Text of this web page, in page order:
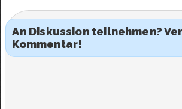
An Diskussion teilnehmen?
Kommentar!